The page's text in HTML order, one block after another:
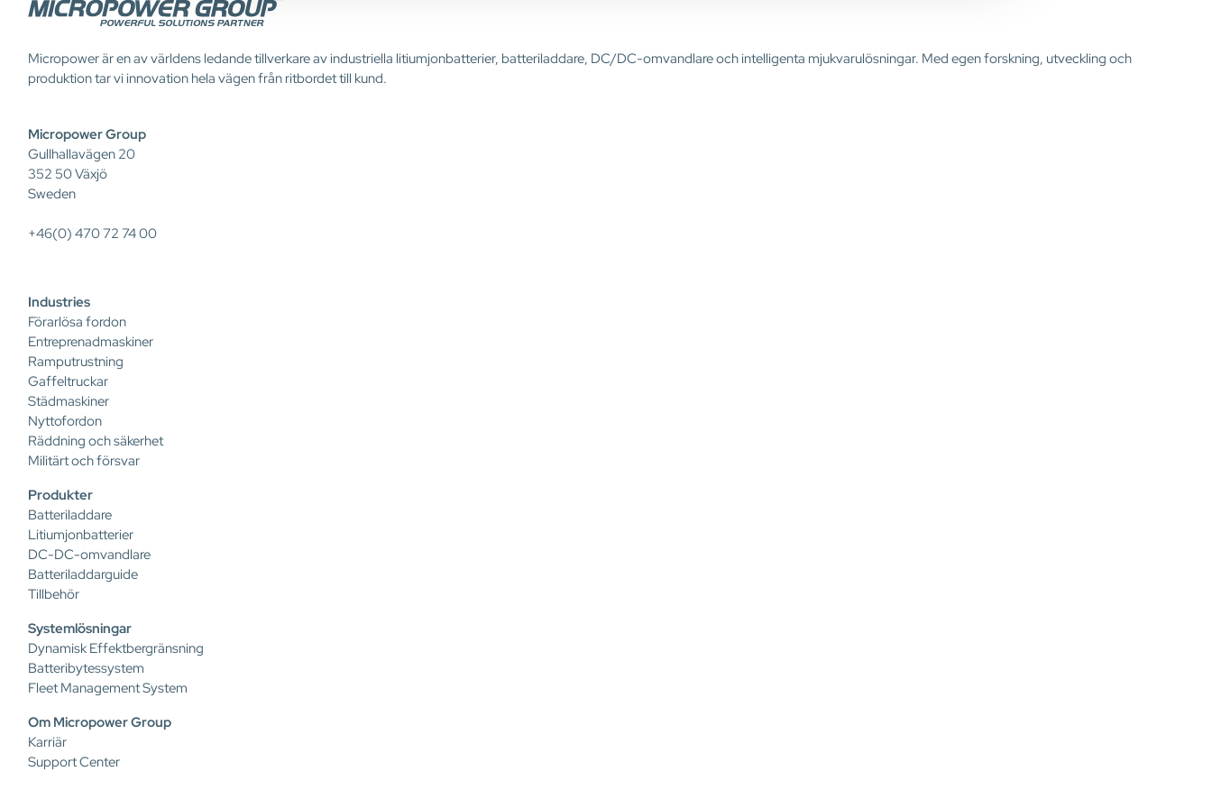
Micropower är en av världens ledande tillverkare av industriella litiumjonbatterier, batteriladdare, DC/DC-omvandlare och intelligenta mjukvarulösningar. Med egen forskning, utveckling och
produktion tar vi innovation hela vägen från ritbordet till kund.
Micropower Group
Gullhallavägen 20
352 50 Växjö
Sweden
+46(0) 470 72 74 00
Industries
Förarlösa fordon
Entreprenadmaskiner
Ramputrustning
Gaffeltruckar
Städmaskiner
Nyttofordon
Räddning och säkerhet
Militärt och försvar
Produkter
Batteriladdare
Litiumjonbatterier
DC-DC-omvandlare
Batteriladdarguide
Tillbehör
Systemlösningar
Dynamisk Effektbergränsning
Batteribytessystem
Fleet Management System
Om Micropower Group
Karriär
Support Center